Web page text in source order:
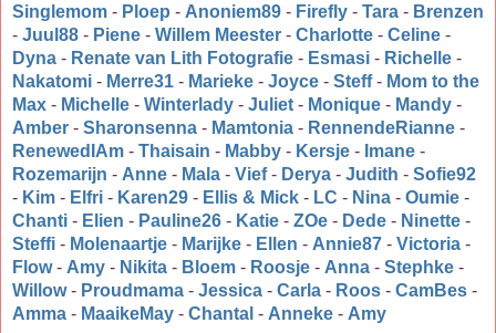
Singlemom - Ploep - Anoniem89 - Firefly - Tara - Brenzen
- Juul88 - Piene - Willem Meester - Charlotte - Celine -
Dyna - Renate van Lith Fotografie - Esmasi - Richelle -
Nakatomi - Merre31 - Marieke - Joyce - Steff- Mom to the
Max - Michelle - Winterlady - Juliet - Monique - Mandy -
Amber - Sharonsenna - Mamtonia - RennendeRianne -
RenewedIAm - Thaisain - Mabby - Kersje - Imane -
Rozemarijn - Anne - Mala - Vief- Derya - Judith - Sofie92
- Kim - Elfri - Karen29 - Ellis & Mick - LC - Nina - Oumie -
Chanti - Elien - Pauline26 - Katie - ZOe - Dede - Ninette -
Steffi - Molenaartje - Marijke - Ellen - Annie87 - Victoria -
Flow- Amy - Nikita - Bloem - Roosje - Anna - Stephke -
Willow- Proudmama - Jessica - Carla - Roos - CamBes -
Amma - MaaikeMay - Chantal - Anneke - Amy